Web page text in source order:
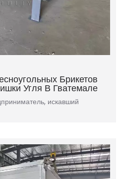
Брикетов
Угля В Гватемале
искавший